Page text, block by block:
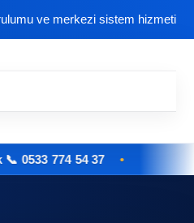
ve merkezi sistem hizmeti
54 37